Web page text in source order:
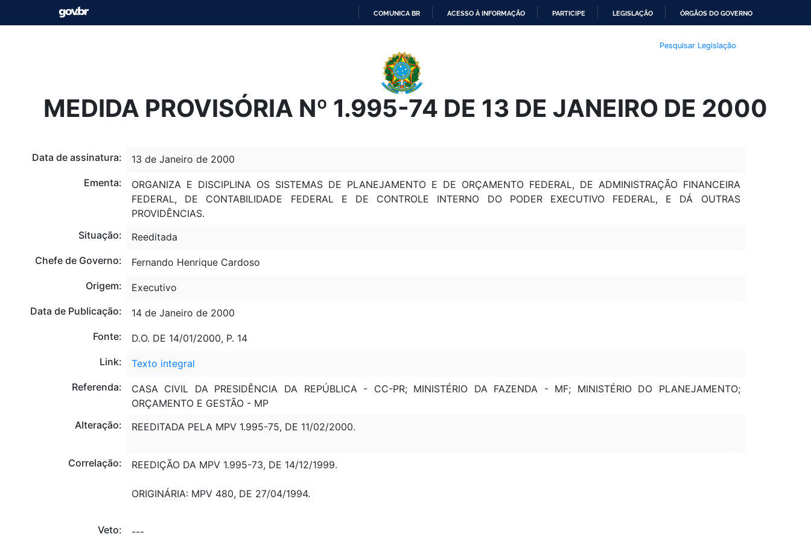
O
CONTEÚDO
COMUNICA BR ACESSO À INFORMAÇÃO PARTICIPE LEGISLAÇÃO ÓRGÃOS DO GOVERNO
Pesquisar Legislação
MEDIDA PROVISÓRIA Nº 1.995-74 DE 13 DE JANEIRO DE 2000
Data de assinatura:
13 de Janeiro de 2000
Ementa:
ORGANIZA E DISCIPLINA OS SISTEMAS DE PLANEJAMENTO E DE ORÇAMENTO FEDERAL, DE ADMINISTRAÇÃO FINANCEIRA
FEDERAL, DE CONTABILIDADE FEDERAL E DE CONTROLE INTERNO DO PODER EXECUTIVO FEDERAL, E DÁ OUTRAS
PROVIDÊNCIAS.
Situação:
Reeditada
Chefe de Governo:
Fernando Henrique Cardoso
Origem:
Executivo
Data de Publicação:
14 de Janeiro de 2000
Fonte:
D.O. DE 14/01/2000, P. 14
Link:
Texto integral
Referenda:
CASA CIVIL DA PRESIDÊNCIA DA REPÚBLICA - CC-PR; MINISTÉRIO DA FAZENDA - MF; MINISTÉRIO DO PLANEJAMENTO;
ORÇAMENTO E GESTÃO - MP
Alteração:
REEDITADA PELA MPV 1.995-75, DE 11/02/2000.
Correlação: REEDIÇÃO DA MPV 1.995-73, DE 14/12/1999.
ORIGINÁRIA: MPV 480, DE 27/04/1994.
Veto: ---